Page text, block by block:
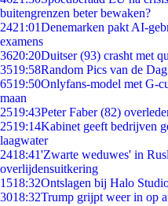
buitengrenzen beter bewaken?
2421:01Denemarken pakt AI-
examens
3620:20Duitser (93) crasht met
3519:58Random Pics van de
6519:50Onlyfans-model met G-
maan
2519:43Peter Faber (82)
2519:14Kabinet geeft bedrijven
laagwater
2418:41'Zwarte weduwes' in
overlijdensuitkering
1518:32Ontslagen bij Halo
3018:32Trump grijpt weer in op